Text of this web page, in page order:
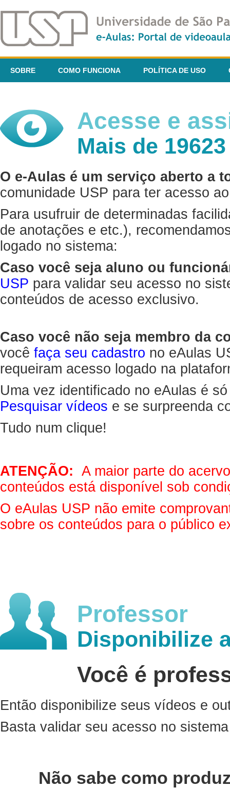
SOBRE COMO FUNCIONA POLÍTICA DE USO
Acesse e
Mais de
O e-Aulas é um serviço aberto a
comunidade USP para ter acesso
Para usufruir de determinadas
de anotações e etc.),
logado no sistema:
Caso você seja aluno ou
USP para validar seu acesso no
conteúdos de acesso exclusivo.
Caso você não seja membro da
você faça seu cadastro no eAulas
requeiram acesso logado na
Uma vez identificado no eAulas é
Pesquisar vídeos e se surpreenda
Tudo num clique!
ATENÇÃO: A maior parte do
conteúdos está disponível sob
O eAulas USP não emite
sobre os conteúdos para o público
Professor
Disponibilize
Você é
Então disponibilize seus vídeos e
Basta validar seu acesso no
Não sabe como